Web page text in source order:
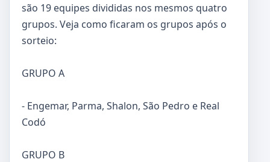
são 19 equipes divididas nos mesmos quatro
grupos. Veja como ficaram os grupos após o
sorteio:
GRUPO A
- Engemar, Parma, Shalon, São Pedro e Real
Codó
GRUPO B